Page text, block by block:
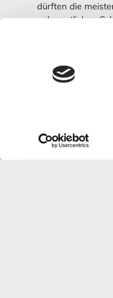
dürften die
gelegentlichen
und
strategisch
Veröffentlicht in
Weniger als eine
← Prev